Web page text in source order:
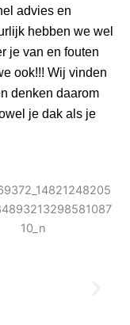
advies en
hebben we wel
je van en fouten
ook!!! Wij vinden
denken daarom
je dak als je